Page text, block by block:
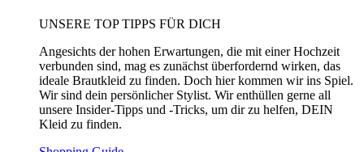
UNSERE TOP TIPPS FÜR DICH
Angesichts der hohen Erwartungen, die mit einer Hochzeit
verbunden sind, mag es zunächst überfordernd wirken, das
ideale Brautkleid zu finden. Doch hier kommen wir ins Spiel.
Wir sind dein persönlicher Stylist. Wir enthüllen gerne all
unsere Insider-Tipps und -Tricks, um dir zu helfen, DEIN
Kleid zu finden.